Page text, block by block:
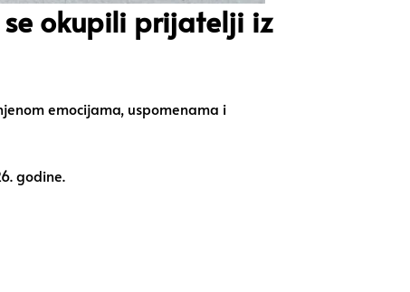
se okupili prijatelji iz
emocijama, uspomenama i
godine.